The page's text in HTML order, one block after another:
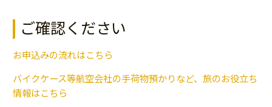
ご確認ください
お申込みの流れはこちら
バイクケース等航空会社の手荷物預かりなど、旅のお役立ち
情報はこちら